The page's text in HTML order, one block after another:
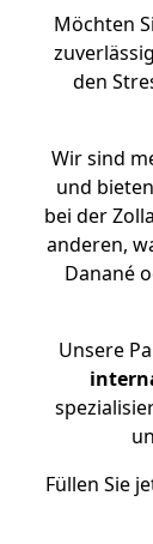
Möchten
den
Wir sind
und
bei der
anderen,
Danané
Unsere
Füllen Sie